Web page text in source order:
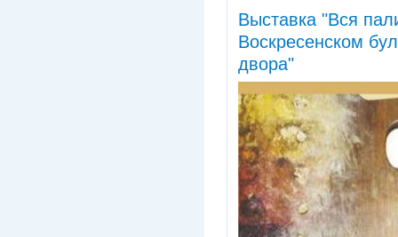
Выставка "Вся
Воскресенском
двора"